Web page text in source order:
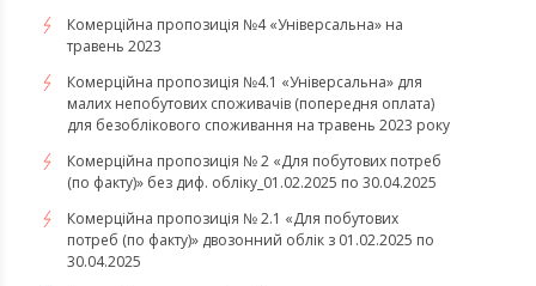
Комерційна пропозиція №4 «Універсальна» на
травень 2023
Комерційна пропозиція №4.1 «Універсальна» для
малих непобутових споживачів (попередня оплата)
для безоблікового споживання на травень 2023 року
Комерційна пропозиція № 2 «Для побутових потреб
(по факту)» без диф. обліку_01.02.2025 по 30.04.2025
Комерційна пропозиція № 2.1 «Для побутових
потреб (по факту)» двозонний облік з 01.02.2025 по
30.04.2025